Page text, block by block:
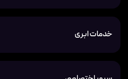
خدمات ابری